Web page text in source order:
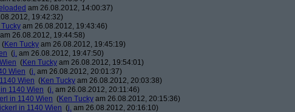
am 26.08.2012, 14:00:37)
19:42:32)
Tucky am 26.08.2012, 19:43:46)
am 26.08.2012, 19:44:58)
(Ken Tucky am 26.08.2012, 19:45:19)
(j. am 26.08.2012, 19:47:50)
(Ken Tucky am 26.08.2012, 19:54:01)
Wien (j. am 26.08.2012, 20:01:37)
Wien (Ken Tucky am 26.08.2012, 20:03:38)
1140 Wien (j. am 26.08.2012, 20:11:46)
in 1140 Wien (Ken Tucky am 26.08.2012, 20:15:36)
in 1140 Wien (j. am 26.08.2012, 20:16:10)